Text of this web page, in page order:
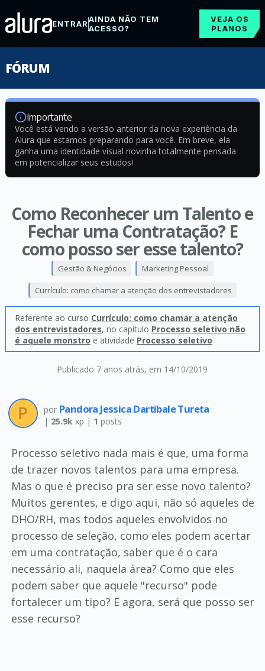
ENTRARAINDA NÃO TEM
ACESSO?
VEJA OS
PLANOS
FÓRUM
Importante
Você está vendo a versão anterior da nova experiência da
Alura que estamos preparando para você. Em breve, ela
ganha uma identidade visual novinha totalmente pensada
em potencializar seus estudos!
Como Reconhecer um Talento e
Fechar uma Contratação? E
como posso ser esse talento?
Publicado 7 anos atrás, em 14/10/2019
Gestão & Negócios Marketing Pessoal
Currículo: como chamar a atenção dos entrevistadores
Referente ao curso Currículo: como chamar a atenção
dos entrevistadores, no capítulo Processo seletivo não
é aquele monstro e atividade Processo seletivo
por Pandora Jessica Dartibale Tureta
| 25.9kxp | 1 posts
Processo seletivo nada mais é que, uma forma
de trazer novos talentos para uma empresa.
Mas o que é preciso pra ser esse novo talento?
Muitos gerentes, e digo aqui, não só aqueles de
DHO/RH, mas todos aqueles envolvidos no
processo de seleção, como eles podem acertar
em uma contratação, saber que é o cara
necessário ali, naquela área? Como que eles
podem saber que aquele "recurso" pode
fortalecer um tipo? E agora, será que posso ser
esse recurso?